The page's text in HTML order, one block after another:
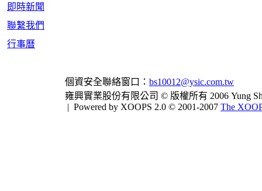
即時新聞
聯繫我們
行事曆
個資安全聯絡窗口： bs10012@ysic.com.tw
雍興實業股份有限公司 © 版權所有 2006 Yung
| Powered by XOOPS 2.0 © 2001-2007 The